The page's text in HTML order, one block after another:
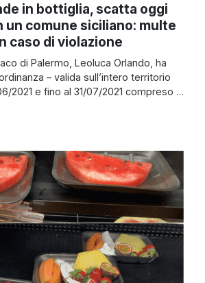
in bottiglia, scatta oggi
un comune siciliano: multe
caso di violazione
di Palermo, Leoluca Orlando, ha
– valida sull’intero territorio
2021 e fino al 31/07/2021 compreso e
di seguito indicati: 12, 13, 18, 19, 20,